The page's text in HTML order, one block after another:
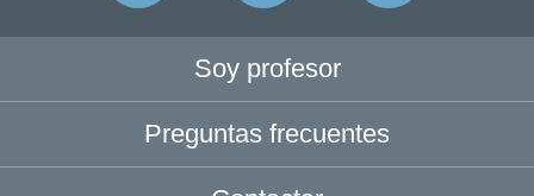
Soy profesor
Preguntas frecuentes